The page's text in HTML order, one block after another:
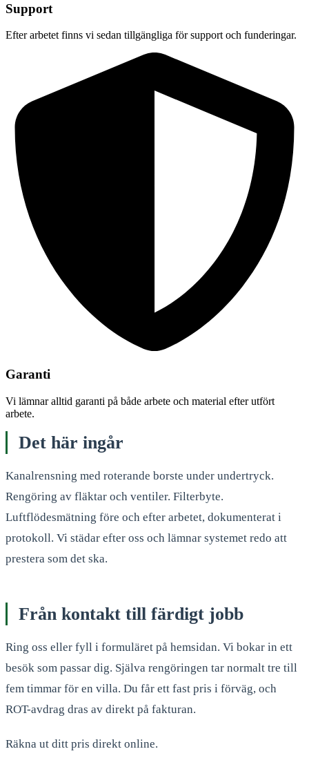
Support
Efter arbetet finns vi sedan tillgängliga för support och funderingar.
Garanti
Vi lämnar alltid garanti på både arbete och material efter utfört
arbete.
Det här ingår
Kanalrensning med roterande borste under undertryck.
Rengöring av fläktar och ventiler. Filterbyte.
Luftflödesmätning före och efter arbetet, dokumenterat i
protokoll. Vi städar efter oss och lämnar systemet redo att
prestera som det ska.
Från kontakt till färdigt jobb
Ring oss eller fyll i formuläret på hemsidan. Vi bokar in ett
besök som passar dig. Själva rengöringen tar normalt tre till
fem timmar för en villa. Du får ett fast pris i förväg, och
ROT-avdrag dras av direkt på fakturan.
Räkna ut ditt pris direkt online.